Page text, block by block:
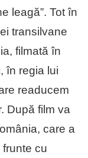
leagă”. Tot în
transilvane
filmată în
în regia lui
readucem
După film va
care a
frunte cu